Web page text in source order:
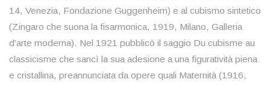
14, Venezia, Fondazione Guggenheim) e al cubismo sintetico
(Zingaro che suona la fisarmonica, 1919, Milano, Galleria
d’arte moderna). Nel 1921 pubblicò il saggio Du cubisme au
classicisme che sancì la sua adesione a una figuratività piena
e cristallina, preannunciata da opere quali Maternità (1916,